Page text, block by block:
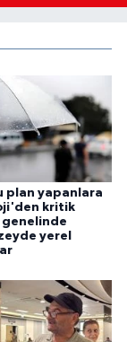
plan yapanlara
kritik
genelinde
yerel